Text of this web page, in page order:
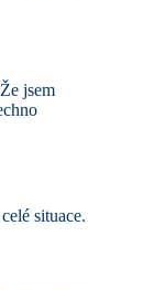
jsem
situace.